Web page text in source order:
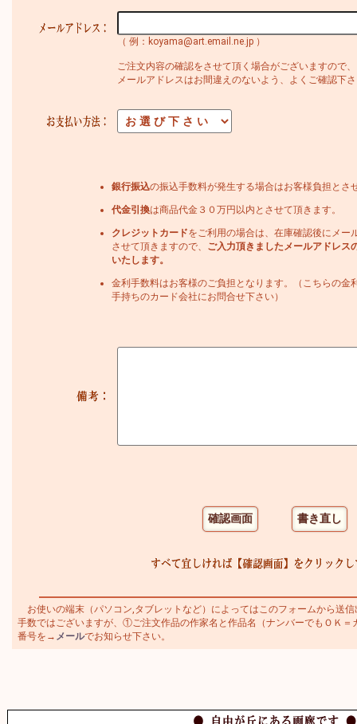
（ 例：koyama@art.email.ne.jp ）
ご注文内容の確認をさせて頂く場合がございますので、
メールアドレスはお間違えのないよう、よくご確認下
銀行振込の振込手数料が発生する場合はお客様負担とさ
代金引換は商品代金３０万円以内とさせて頂きます。
クレジットカードをご利用の場合は、在庫確認後にメー
させて頂きますので、
ご入力頂きましたメールアドレス
いたします。
金利手数料はお客様のご負担となります。（こちらの金
手持ちのカード会社にお問合せ下さい）
お使いの端末（パソコン,タブレットなど）によってはこのフォームから送
手数ではございますが、①ご注文作品の作家名と作品名（ナンバーでもＯＫ
番号を→ メールでお知らせ下さい。